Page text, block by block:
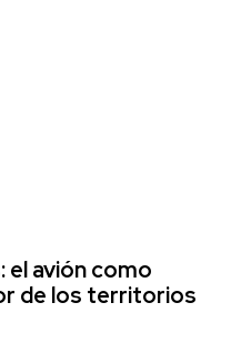
el avión como
de los territorios